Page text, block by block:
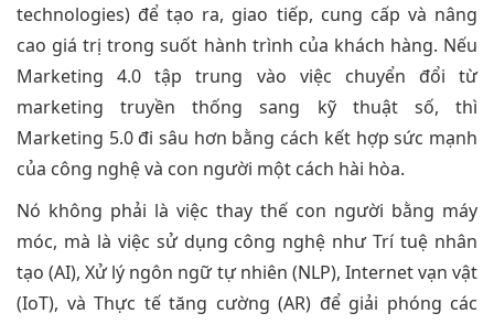
technologies) để tạo ra, giao tiếp, cung cấp và nâng
cao giá trị trong suốt hành trình của khách hàng. Nếu
Marketing 4.0 tập trung vào việc chuyển đổi từ
marketing truyền thống sang kỹ thuật số, thì
Marketing 5.0 đi sâu hơn bằng cách kết hợp sức mạnh
của công nghệ và con người một cách hài hòa.
Nó không phải là việc thay thế con người bằng máy
móc, mà là việc sử dụng công nghệ như Trí tuệ nhân
tạo (AI), Xử lý ngôn ngữ tự nhiên (NLP), Internet vạn vật
(IoT), và Thực tế tăng cường (AR) để giải phóng các